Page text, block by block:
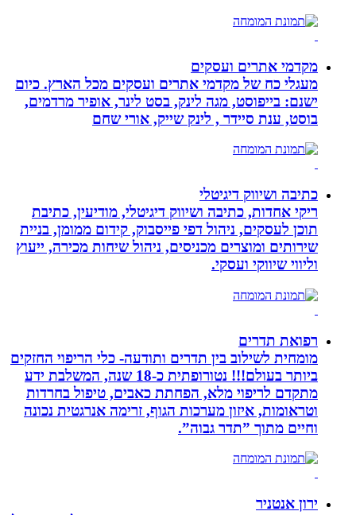
מקדמי אתרים ועסקים
מעגלי כח של מקדמי אתרים ועסקים מכל הארץ. כיום
ישנם: בייפוסט, מגה לינק, בסט לינר, אופיר מרדמים,
בוסט, ענת סיידר , לינק שייק, אורי שחם
כתיבה ושיווק דיגיטלי
ריקי אחדות, כתיבה ושיווק דיגיטלי, מודיעין, כתיבת
תוכן לעסקים, ניהול דפי פייסבוק, קידום ממומן, בניית
שירותים ומוצרים מכניסים, ניהול שיחות מכירה, ייעוץ
וליווי שיווקי ועסקי.
רפואת תדרים
מומחית לשילוב בין תדרים ותודעה- כלי הריפוי החזקים
ביותר בעולם!!! נטורופתית כ-18 שנה, המשלבת ידע
מתקדם לריפוי מלא, הפחתת כאבים, טיפול בחרדות
וטראומות, איזון מערכות הגוף, זרימה אנרגטית נכונה
וחיים מתוך ”תדר גבוה”.
ירון אנטניר